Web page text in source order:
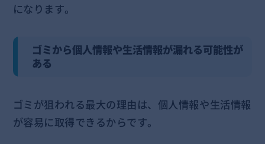
になります。
ゴミから個人情報や生活情報が漏れる可能性が
ある
ゴミが狙われる最大の理由は、個人情報や生活情報
が容易に取得できるからです。